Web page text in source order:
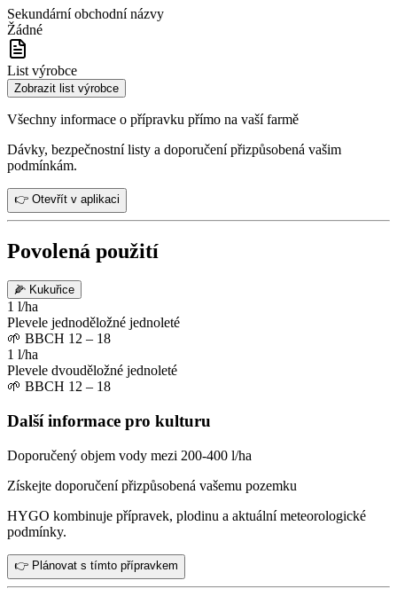
Sekundární obchodní názvy
Žádné
List výrobce
Zobrazit list výrobce
Všechny informace o přípravku přímo na vaší farmě
Dávky, bezpečnostní listy a doporučení přizpůsobená vašim
podmínkám.
👉 Otevřít v aplikaci
Povolená použití
🌽 Kukuřice
1 l/ha
Plevele jednoděložné jednoleté
🌱 BBCH 12 – 18
1 l/ha
Plevele dvouděložné jednoleté
🌱 BBCH 12 – 18
Další informace pro kulturu
Doporučený objem vody mezi 200-400 l/ha
Získejte doporučení přizpůsobená vašemu pozemku
HYGO kombinuje přípravek, plodinu a aktuální meteorologické
podmínky.
👉 Plánovat s tímto přípravkem